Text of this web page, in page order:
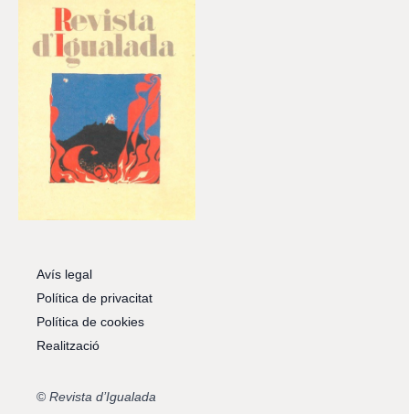
Avís legal
Política de privacitat
Política de cookies
Realització
© Revista d’Igualada